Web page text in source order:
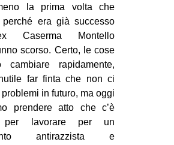
la prima volta che
perché era già successo
Caserma Montello
scorso. Certo, le cose
cambiare rapidamente,
far finta che non ci
in futuro, ma oggi
prendere atto che c’è
per lavorare per un
antirazzista e